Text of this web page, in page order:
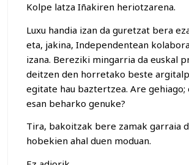
Kolpe latza Iñakiren heriotzarena.
Luxu handia izan da guretzat bera
eta, jakina, Independentean
izana. Bereziki mingarria da euskal
deitzen den horretako beste
egitate hau baztertzea. Are gehiago;
esan beharko genuke?
Tira, bakoitzak bere zamak garraia
hobekien ahal duen moduan.